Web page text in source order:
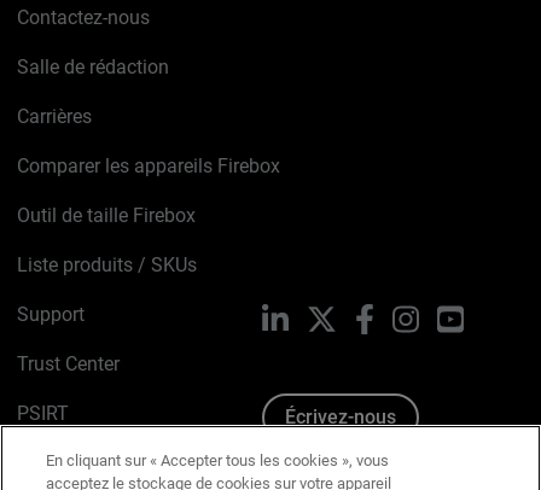
Contactez-nous
Salle de rédaction
Carrières
Comparer les appareils Firebox
Outil de taille Firebox
Liste produits / SKUs
Support
Trust Center
PSIRT
Avis sur les cookies
LinkedIn FacebookInstagramYouTube
Écrivez-nous
En cliquant sur « Accepter tous les cookies », vous
acceptez le stockage de cookies sur votre appareil